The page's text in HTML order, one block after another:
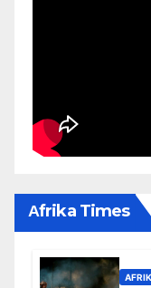
Αfrika Times